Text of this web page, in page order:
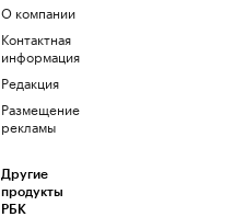
О компании
Контактная
информация
Редакция
Размещение
рекламы
Другие
продукты
РБК